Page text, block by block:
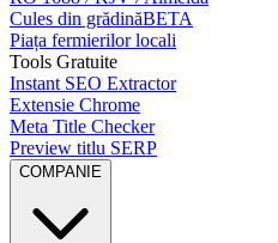
Cules din grădinăBETA
Piața fermierilor locali
Tools Gratuite
Instant SEO Extractor
Extensie Chrome
Meta Title Checker
Preview titlu SERP
COMPANIE